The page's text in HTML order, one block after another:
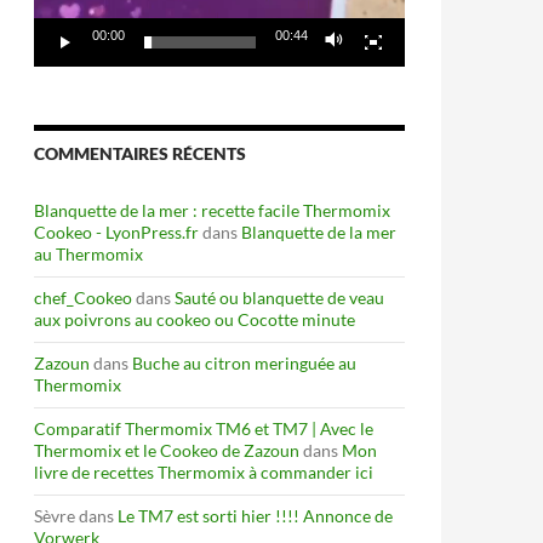
internautes fidèles
00:00 00:44
COMMENTAIRES RÉCENTS
Blanquette de la mer : recette facile Thermomix
Cookeo - LyonPress.frdans Blanquette de la mer
au Thermomix
chef_CookeodansSauté ou blanquette de veau
aux poivrons au cookeo ou Cocotte minute
Zazoun dans Buche au citron meringuée au
Thermomix
Comparatif Thermomix TM6 et TM7 | Avec le
Thermomix et le Cookeo de Zazoun dans Mon
livre de recettes Thermomix à commander ici
Sèvredans Le TM7 est sorti hier !!!! Annonce de
Vorwerk